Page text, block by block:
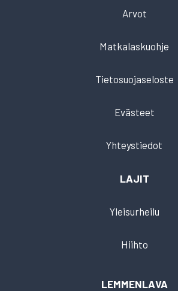
Arvot
Matkalaskuohje
Tietosuojaseloste
Evästeet
Yhteystiedot
LAJIT
Yleisurheilu
Hiihto
LEMMENLAVA